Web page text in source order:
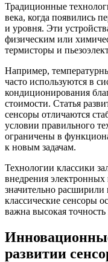
Традиционные
века, когда появились
и уровня. Эти
физическим или
термисторы и
Например,
часто используются в
кондиционирования
стоимости. Статья
сенсоры отличаются
условии правильного
ограничены в
к новым задачам.
Технологии классики
внедрения
значительно
классические сенсоры
важна высокая
развитии